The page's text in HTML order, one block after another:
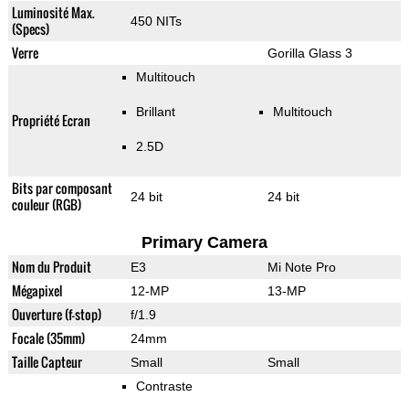
Luminosité Max.
(Specs)
450 NITs
Verre Gorilla Glass 3
Propriété Ecran
Multitouch
Brillant
2.5D
Multitouch
Bits par composant
couleur (RGB)
24 bit 24 bit
Primary Camera
Nom du Produit E3 Mi Note Pro
Mégapixel 12-MP 13-MP
Ouverture (f-stop) f/1.9
Focale (35mm) 24mm
Taille Capteur Small
Small
Contraste